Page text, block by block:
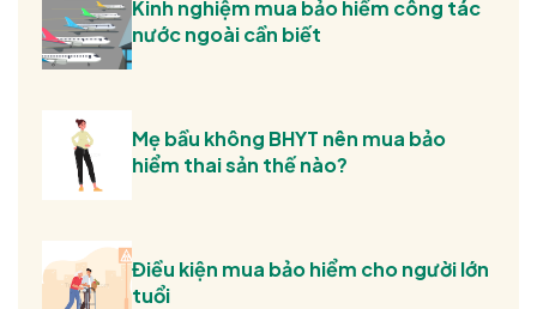
Kinh nghiệm mua bảo hiểm công tác
nước ngoài cần biết
Mẹ bầu không BHYT nên mua bảo
hiểm thai sản thế nào?
Điều kiện mua bảo hiểm cho người lớn
tuổi